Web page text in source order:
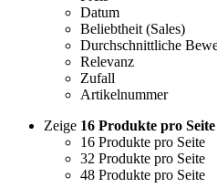
Datum
Beliebtheit (Sales)
Durchschnittliche
Relevanz
Zufall
Artikelnummer
Zeige 16 Produkte pro Seite
16 Produkte pro Seite
32 Produkte pro Seite
48 Produkte pro Seite